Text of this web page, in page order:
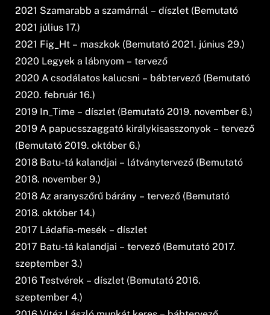
2021 Szamarabb a szamárnál – díszlet (Bemutató
2021 július 17.)
2021 Fig_Ht – maszkok (Bemutató 2021. június 29.)
2020 Legyek a lábnyom – tervező
2020 A csodálatos kalucsni – bábtervező (Bemutató
2020. február 16.)
2019 In_Time – díszlet (Bemutató 2019. november 6.)
2019 A papucsszaggató királykisasszonyok – tervező
(Bemutató 2019. október 6.)
2018 Batu-tá kalandjai – látványtervező (Bemutató
2018. november 9.)
2018 Az aranyszőrű bárány – tervező (Bemutató
2018. október 14.)
2017 Ládafia-mesék – díszlet
2017 Batu-tá kalandjai – tervező (Bemutató 2017.
szeptember 3.)
2016 Testvérek – díszlet (Bemutató 2016.
szeptember 4.)